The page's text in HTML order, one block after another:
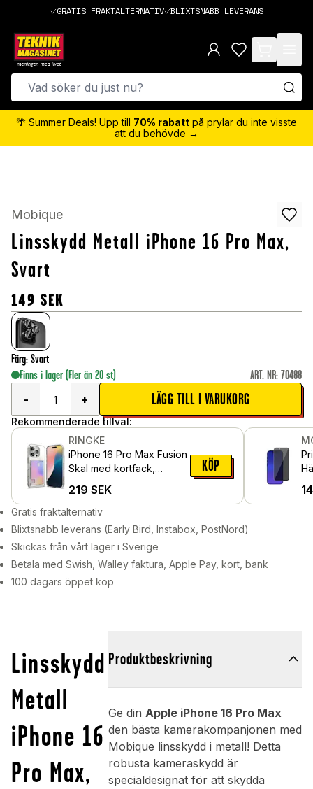
GRATIS FRAKTALTERNATIV BLIXTSNABB LEVERANS
items in cart,
🌴 Summer Deals! Upp till 70% rabatt på prylar du inte visste
att du behövde →
Mobique
Linsskydd Metall iPhone 16 Pro Max,
Svart
149 SEK
Färg: Svart
Finns i lager (Fler än 20 st) ART. NR: 70488
-
+ LÄGG TILL I VARUKORG
Rekommenderade tillval:
RINGKE
iPhone 16 Pro Max Fusion
Skal med kortfack,
219 SEK
KÖP
Gratis fraktalternativ
Blixtsnabb leverans (Early Bird, Instabox, PostNord)
Skickas från vårt lager i Sverige
Betala med Swish, Walley faktura, Apple Pay, kort, bank
100 dagars öppet köp
Linsskydd
Metall
iPhone 16
Pro Max,
Produktbeskrivning
Ge din Apple iPhone 16 Pro Max
den bästa kamerakompanjonen med
Mobique linsskydd i metall! Detta
robusta kameraskydd är
specialdesignat för att skydda